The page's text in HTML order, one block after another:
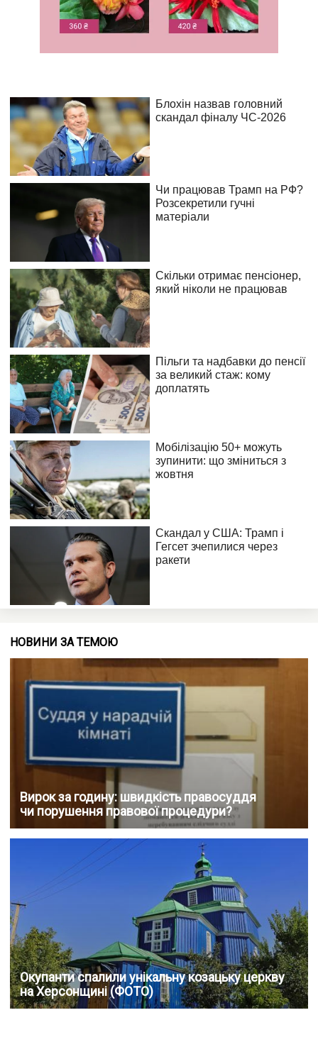
НОВИНИ ЗА ТЕМОЮ
Вирок за годину: швидкість правосуддя
чи порушення правової процедури?
Окупанти спалили унікальну козацьку церкву
на Херсонщині (ФОТО)